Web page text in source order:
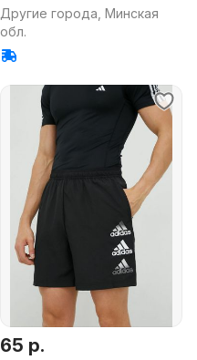
Другие города, Минская
обл.
65 р.